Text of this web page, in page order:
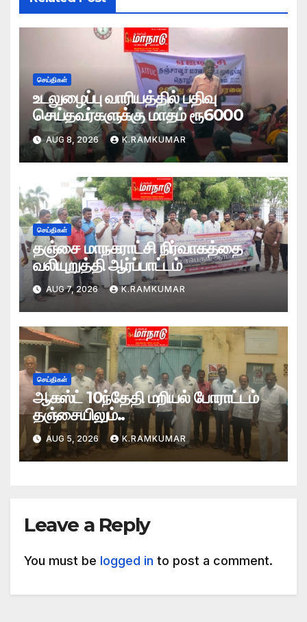
செய்திகள்
உடலுழைப்பு வாரியத்தில் பதிவு
செய்தவர்களுக்கு மாதம் ரூ6000
AUG 8, 2026 K.RAMKUMAR
செய்திகள்
தஞ்சை மாநகராட்சி நிர்வாகத்தை
வலியுறுத்தி ஆர்ப்பாட்டம்
AUG 7, 2026 K.RAMKUMAR
செய்திகள்
ஆகஸ்ட் 10ந்தேதி மறியல் போராட்டம்
தஞ்சையிலும்..
AUG 5, 2026 K.RAMKUMAR
Leave a Reply
You must be logged in to post a comment.